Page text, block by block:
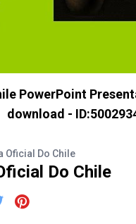
PowerPoint
download -
Oficial Do Chile
Do Chile